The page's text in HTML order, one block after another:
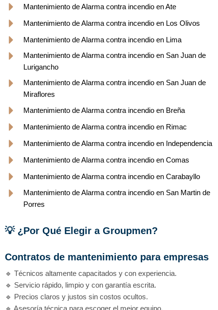
Mantenimiento de Alarma contra incendio en Ate
Mantenimiento de Alarma contra incendio en Los Olivos
Mantenimiento de Alarma contra incendio en Lima
Mantenimiento de Alarma contra incendio en San Juan de
Lurigancho
Mantenimiento de Alarma contra incendio en San Juan de
Miraflores
Mantenimiento de Alarma contra incendio en Breña
Mantenimiento de Alarma contra incendio en Rimac
Mantenimiento de Alarma contra incendio en Independencia
Mantenimiento de Alarma contra incendio en Comas
Mantenimiento de Alarma contra incendio en Carabayllo
Mantenimiento de Alarma contra incendio en San Martin de
Porres
💡 ¿Por Qué Elegir a Groupmen?
Contratos de mantenimiento para empresas
🔹 Técnicos altamente capacitados y con experiencia.
🔹 Servicio rápido, limpio y con garantía escrita.
🔹 Precios claros y justos sin costos ocultos.